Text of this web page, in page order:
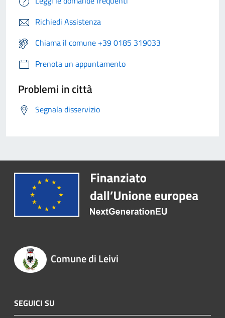
Richiedi Assistenza
Chiama il comune +39 0185 319033
Prenota un appuntamento
Problemi in città
Segnala disservizio
Comune di Leivi
SEGUICI SU